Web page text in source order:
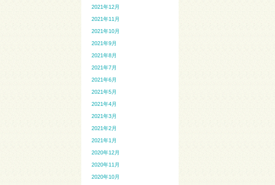
2021年12月
2021年11月
2021年10月
2021年9月
2021年8月
2021年7月
2021年6月
2021年5月
2021年4月
2021年3月
2021年2月
2021年1月
2020年12月
2020年11月
2020年10月